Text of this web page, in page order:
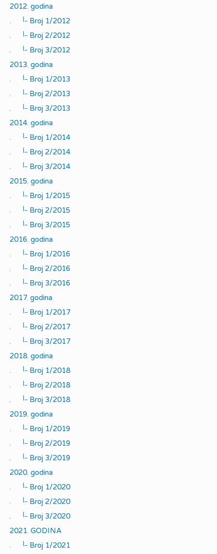
2012. godina
.
|_
Broj 1/2012
.
|_
Broj 2/2012
.
|_
Broj 3/2012
2013. godina
.
|_
Broj 1/2013
.
|_
Broj 2/2013
.
|_
Broj 3/2013
2014. godina
.
|_
Broj 1/2014
.
|_
Broj 2/2014
.
|_
Broj 3/2014
2015. godina
.
|_
Broj 1/2015
.
|_
Broj 2/2015
.
|_
Broj 3/2015
2016. godina
.
|_
Broj 1/2016
.
|_
Broj 2/2016
.
|_
Broj 3/2016
2017. godina
.
|_
Broj 1/2017
.
|_
Broj 2/2017
.
|_
Broj 3/2017
2018. godina
.
|_
Broj 1/2018
.
|_
Broj 2/2018
.
|_
Broj 3/2018
2019. godina
.
|_
Broj 1/2019
.
|_
Broj 2/2019
.
|_
Broj 3/2019
2020. godina
.
|_
Broj 1/2020
.
|_
Broj 2/2020
.
|_
Broj 3/2020
2021. GODINA
.
|_
Broj 1/2021